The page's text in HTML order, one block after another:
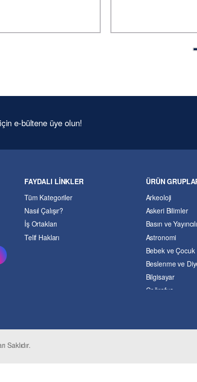
e-bültene üye olun!
FAYDALI LİNKLER
Tüm Kategoriler
Nasıl Çalışır?
İş Ortakları
Telif Hakları
ÜRÜN
Arkeoloji
Askeri Bilimler
Basın ve
Astronomi
Bebek ve Çocuk
Beslenme ve
Bilgisayar
Coğrafya
Eğitim
Saklıdır.